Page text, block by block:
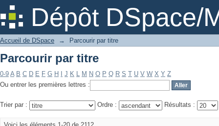
Dépôt DSpace/
Parcourir par titre
Accueil de DSpace → Parcourir par titre
Parcourir par titre
0-9 A B C D E F G H J K L M N O P Q R S T U V W X Y Z
Ou entrer les premières lettres :
Trier par : Ordre : Résultats :